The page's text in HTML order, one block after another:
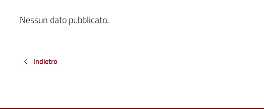
Nessun dato pubblicato.
Indietro